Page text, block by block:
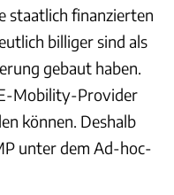
staatlich finanzierten
billiger sind als
gebaut haben.
Mobility-Provider
können. Deshalb
unter dem Ad-hoc-